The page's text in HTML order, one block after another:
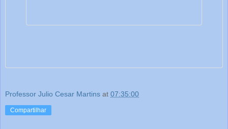
Professor Julio Cesar Martins at 07:35:00
Compartilhar